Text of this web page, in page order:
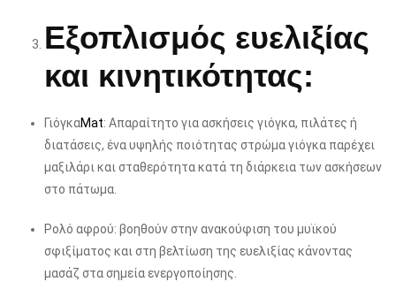
Εξοπλισμός ευελιξίας
και κινητικότητας:
ΓιόγκαMat: Απαραίτητο για ασκήσεις γιόγκα, πιλάτες ή
διατάσεις, ένα υψηλής ποιότητας στρώμα γιόγκα παρέχει
μαξιλάρι και σταθερότητα κατά τη διάρκεια των ασκήσεων
στο πάτωμα.
Ρολό αφρού: βοηθούν στην ανακούφιση του μυϊκού
σφιξίματος και στη βελτίωση της ευελιξίας κάνοντας
μασάζ στα σημεία ενεργοποίησης.